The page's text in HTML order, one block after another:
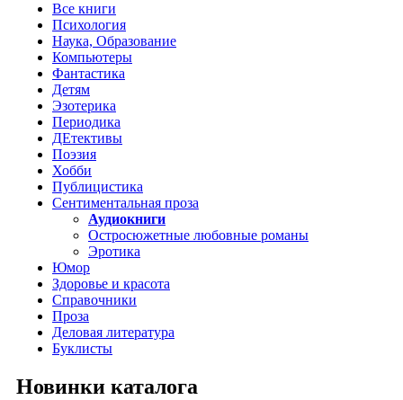
Все книги
Психология
Наука, Образование
Компьютеры
Фантастика
Детям
Эзотерика
Периодика
ДЕтективы
Поэзия
Хобби
Публицистика
Сентиментальная проза
Аудиокниги
Остросюжетные любовные романы
Эротика
Юмор
Здоровье и красота
Справочники
Проза
Деловая литература
Буклисты
Новинки каталога